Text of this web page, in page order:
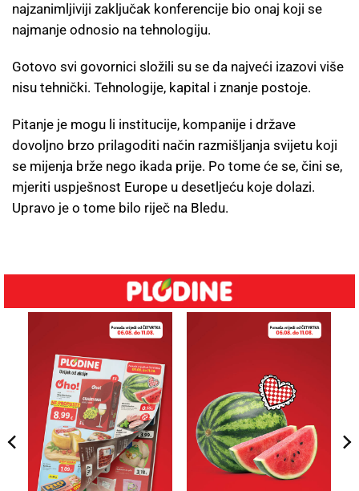
najzanimljiviji zaključak konferencije bio onaj koji se
najmanje odnosio na tehnologiju.
Gotovo svi govornici složili su se da najveći izazovi više
nisu tehnički. Tehnologije, kapital i znanje postoje.
Pitanje je mogu li institucije, kompanije i države
dovoljno brzo prilagoditi način razmišljanja svijetu koji
se mijenja brže nego ikada prije. Po tome će se, čini se,
mjeriti uspješnost Europe u desetljeću koje dolazi.
Upravo je o tome bilo riječ na Bledu.